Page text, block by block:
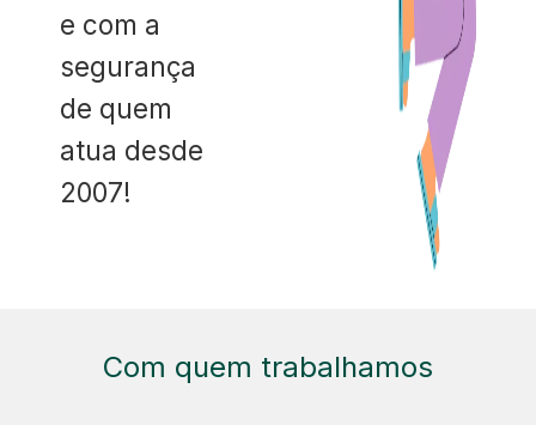
e com a
segurança
de quem
atua desde
2007!
Com quem trabalhamos